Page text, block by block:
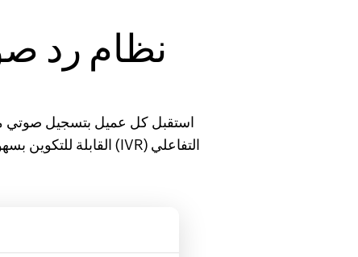
استقبل كل عميل بتسجيل صوتي